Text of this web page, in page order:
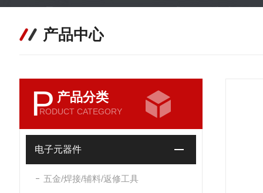
产品中心
P 产品分类
RODUCT CATEGORY
电子元器件
五金/焊接/辅料/返修工具